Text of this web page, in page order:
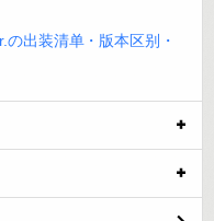
出装清单・版本区别・